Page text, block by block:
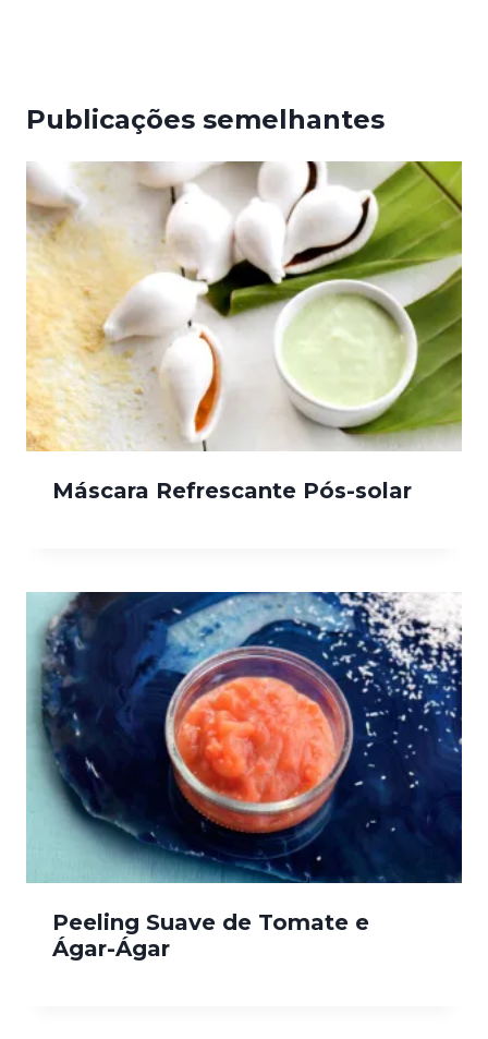
Publicações semelhantes
Máscara Refrescante Pós-solar
Peeling Suave de Tomate e
Ágar-Ágar